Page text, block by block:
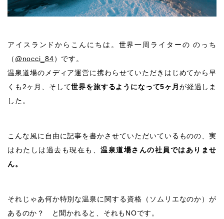
アイスランドからこんにちは。世界一周ライターの のっち
（ @nocci_84）です。
温泉道場のメディア運営に携わらせていただきはじめてから早
くも2ヶ月、そして世界を旅するようになって5ヶ月 が経過しま
した。
こんな風に自由に記事を書かさせていただいているものの、実
はわたしは過去も現在も、温泉道場さんの社員ではありませ
ん。
それじゃあ何か特別な温泉に関する資格（ソムリエなのか）が
あるのか？ と聞かれると、それもNOです。